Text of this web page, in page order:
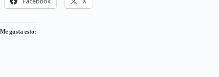
Me gusta esto: